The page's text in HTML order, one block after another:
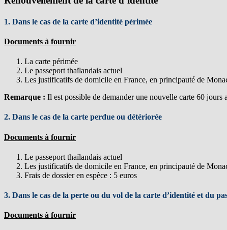
1. Dans le cas de la carte d’identité périmée
Documents à fournir
La carte périmée
Le passeport thaïlandais actuel
Les justificatifs de domicile en France, en principauté de
Remarque : Il est possible de demander une nouvelle carte 60
2. Dans le cas de la carte perdue ou détériorée
Documents à fournir
Le passeport thaïlandais actuel
Les justificatifs de domicile en France, en principauté de
Frais de dossier en espèce : 5 euros
3. Dans le cas de la perte ou du vol de la carte d’identité et du
Documents à fournir